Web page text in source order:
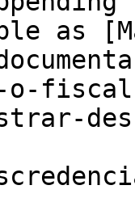
as
o-